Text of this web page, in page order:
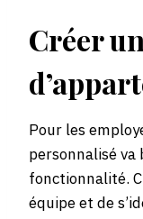
Créer
Pour les
personnalisé
fonctionnalité.
équipe et de